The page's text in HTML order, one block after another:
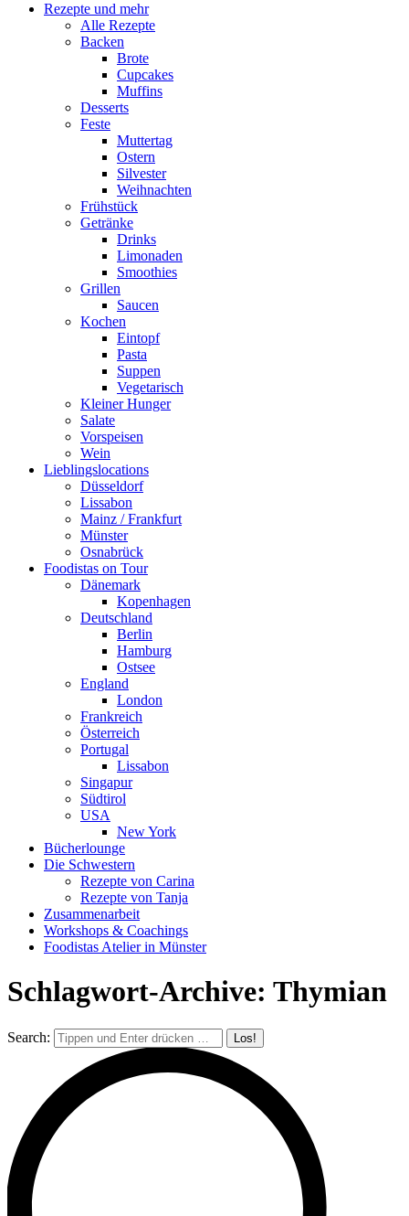
Rezepte und mehr
Alle Rezepte
Backen
Brote
Cupcakes
Muffins
Desserts
Feste
Muttertag
Ostern
Silvester
Weihnachten
Frühstück
Getränke
Drinks
Limonaden
Smoothies
Grillen
Saucen
Kochen
Eintopf
Pasta
Suppen
Vegetarisch
Kleiner Hunger
Salate
Vorspeisen
Wein
Lieblingslocations
Düsseldorf
Lissabon
Mainz / Frankfurt
Münster
Osnabrück
Foodistas on Tour
Dänemark
Kopenhagen
Deutschland
Berlin
Hamburg
Ostsee
England
London
Frankreich
Österreich
Portugal
Lissabon
Singapur
Südtirol
USA
New York
Bücherlounge
Die Schwestern
Rezepte von Carina
Rezepte von Tanja
Zusammenarbeit
Workshops & Coachings
Foodistas Atelier in Münster
Schlagwort-Archive: Thymian
Search: